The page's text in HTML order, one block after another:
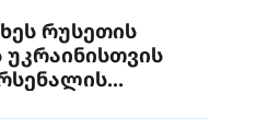
რუსეთის